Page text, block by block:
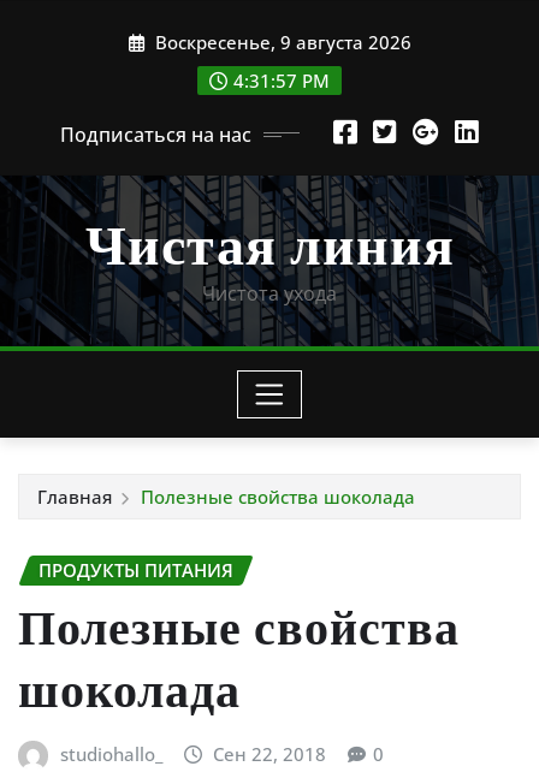
Воскресенье, 9 августа 2026
4:31:59 PM
Подписаться на нас
Чистая линия
Чистота ухода
Главная Полезные свойства шоколада
ПРОДУКТЫ ПИТАНИЯ
Полезные свойства
шоколада
studiohallo_ Сен 22, 2018 0